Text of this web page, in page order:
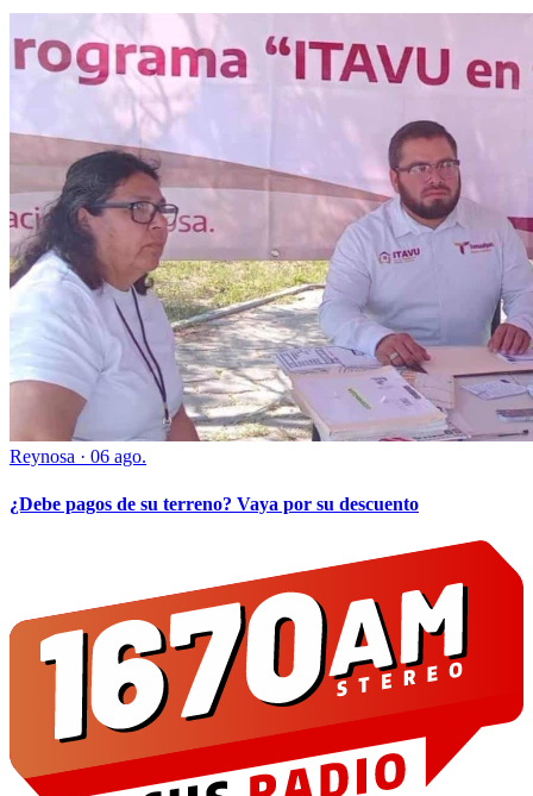
Reynosa · 06 ago.
¿Debe pagos de su terreno? Vaya por su descuento